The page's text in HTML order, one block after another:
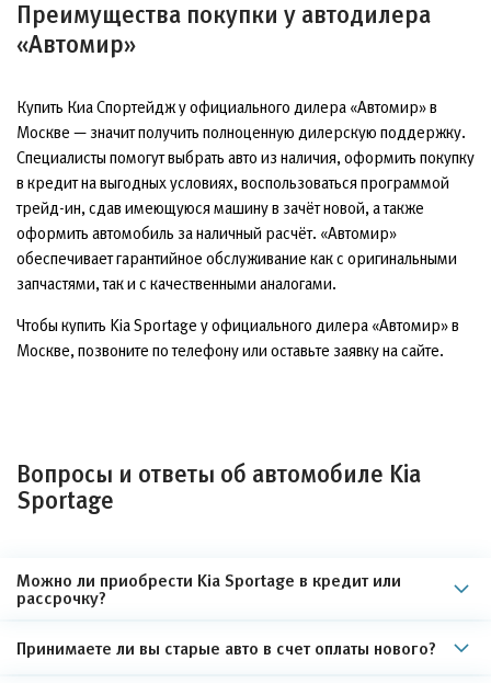
Преимущества покупки у автодилера
«Автомир»
Купить Киа Спортейдж у официального дилера «Автомир» в
Москве — значит получить полноценную дилерскую поддержку.
Специалисты помогут выбрать авто из наличия, оформить покупку
в кредит на выгодных условиях, воспользоваться программой
трейд-ин, сдав имеющуюся машину в зачёт новой, а также
оформить автомобиль за наличный расчёт. «Автомир»
обеспечивает гарантийное обслуживание как с оригинальными
запчастями, так и с качественными аналогами.
Чтобы купить Kia Sportage у официального дилера «Автомир» в
Москве, позвоните по телефону или оставьте заявку на сайте.
Вопросы и ответы об автомобиле Kia
Sportage
Можно ли приобрести Kia Sportage в кредит или
рассрочку?
Принимаете ли вы старые авто в счет оплаты нового?